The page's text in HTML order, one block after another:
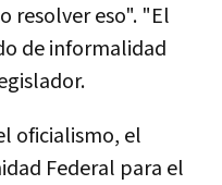
resolver eso". "El
de informalidad
oficialismo, el
Federal para el